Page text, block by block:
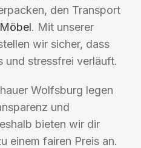
den Transport
Möbel. Mit unserer
wir sicher, dass
und stressfrei verläuft.
Wolfsburg legen
und
bieten wir dir
einem fairen Preis an.